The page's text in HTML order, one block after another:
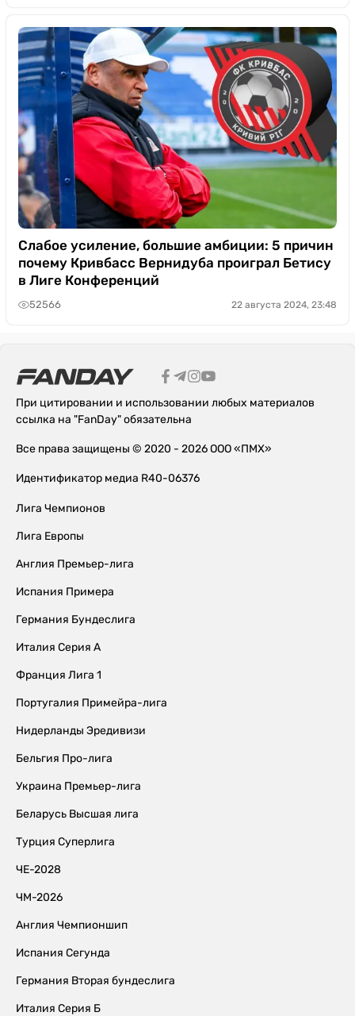
Слабое усиление, большие амбиции: 5 причин
почему Кривбасс Вернидуба проиграл Бетису
в Лиге Конференций
52566 22 августа 2024, 23:48
При цитировании и использовании любых материалов
ссылка на "FanDay" обязательна
Все права защищены © 2020 - 2026 ООО «ПМХ»
Идентификатор медиа R40-06376
Лига Чемпионов
Лига Европы
Англия Премьер-лига
Испания Примера
Германия Бундеслига
Италия Серия А
Франция Лига 1
Португалия Примейра-лига
Нидерланды Эредивизи
Бельгия Про-лига
Украина Премьер-лига
Беларусь Высшая лига
Турция Суперлига
ЧЕ-2028
ЧМ-2026
Англия Чемпионшип
Испания Сегунда
Германия Вторая бундеслига
Италия Серия Б